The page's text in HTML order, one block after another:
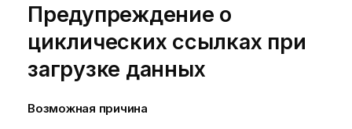
Предупреждение о
циклических ссылках при
загрузке данных
Возможная причина